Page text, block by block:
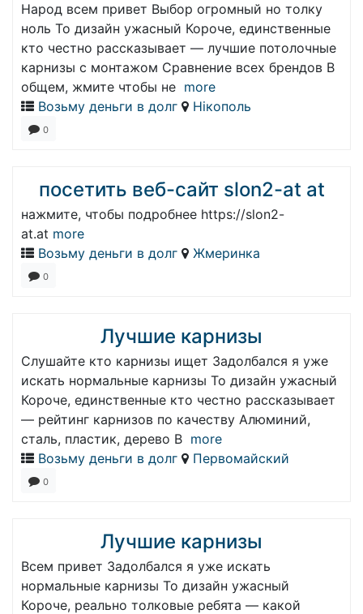
Народ всем привет Выбор огромный но толку
ноль То дизайн ужасный Короче, единственные
кто честно рассказывает — лучшие потолочные
карнизы с монтажом Сравнение всех брендов В
общем, жмите чтобы не more
Возьму деньги в долг
Нікополь
0
посетить веб-сайт slon2-at at
нажмите, чтобы подробнее https://slon2-
at.at more
Возьму деньги в долг
Жмеринка
0
Лучшие карнизы
Слушайте кто карнизы ищет Задолбался я уже
искать нормальные карнизы То дизайн ужасный
Короче, единственные кто честно рассказывает
— рейтинг карнизов по качеству Алюминий,
сталь, пластик, дерево В more
Возьму деньги в долг
Первомайский
0
Лучшие карнизы
Всем привет Задолбался я уже искать
нормальные карнизы То дизайн ужасный
Короче, реально толковые ребята — какой